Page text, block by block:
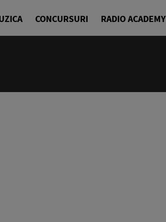
CONCURSURI RADIO ACADEMY